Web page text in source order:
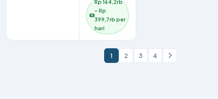
Rp 164,2rb
– Rp
399,7rb per
hari
1 2 3 4